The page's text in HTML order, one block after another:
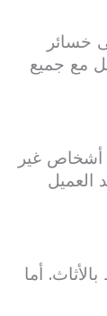
خسائر
مع جميع
أشخاص غير
العميل
أما